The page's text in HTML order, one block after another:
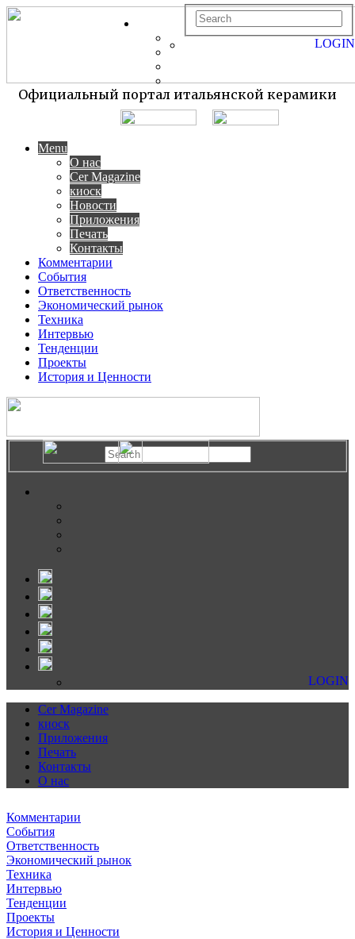
Официальный портал итальянской керамики
Menu
О нас
Cer Magazine
киоск
Новости
Приложения
Печать
Контакты
Комментарии
События
Ответственность
Экономический рынок
Техника
Интервью
Тенденции
Проекты
История и Ценности
LOGIN
LOGIN
Cer Magazine
киоск
Приложения
Печать
Контакты
О нас
Комментарии
События
Ответственность
Экономический рынок
Техника
Интервью
Тенденции
Проекты
История и Ценности